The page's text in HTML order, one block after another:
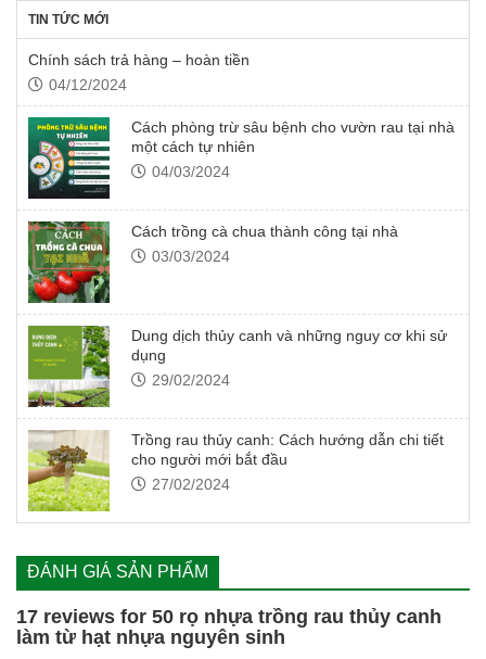
Rọ nhựa trồng rau thủy canh và giá thể (có thể dùng viên nén
ươm hạt xơ dừa hoặc xơ dừa hoặc sỏi nhẹ…) đặt bên trong rọ.
Dinh dưỡng pha dung dịch thủy canh dạng bột TC-Mobi và cân
điện tử mini dạng muỗng để cân lượng bột.
Bút đo nồng độ dung dịch thủy canh TDS để kiểm tra nồng độ
dung dịch(từ 800-1200ppm là hợp lý).
Dàn thủy canh.
Chỉ Với những dụng cụ đơn giản trên ta đã có thể có được một
hệ thống trồng rau thủy canh lý tưởng để cung cấp rau sạch
dùng cho gia đình hoặc một hệ thống nhà vườn lớn để thương
mại. Thật đơn giản và tiết kiệm.
TIN TỨC MỚI
Chính sách trả hàng – hoàn tiền
04/12/2024
Cách phòng trừ sâu bệnh cho vườn rau tại nhà
một cách tự nhiên
04/03/2024
Cách trồng cà chua thành công tại nhà
03/03/2024
Dung dịch thủy canh và những nguy cơ khi sử
dụng
29/02/2024
Trồng rau thủy canh: Cách hướng dẫn chi tiết
cho người mới bắt đầu
27/02/2024
ĐÁNH GIÁ SẢN PHẨM
17 reviews for 50 rọ nhựa trồng rau thủy canh
làm từ hạt nhựa nguyên sinh